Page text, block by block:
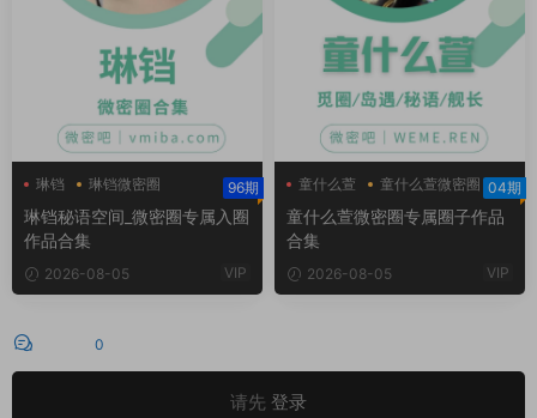
琳铛
琳铛微密圈
琳铛秘语空间
96期
琳铛秘语空间_微密圈专属入圈
作品合集
2026-08-05 VIP
童什么萱 童什么萱微密圈 04期
童什么萱微密圈专属圈子作品
合集
2026-08-05 VIP
0
请先 登录